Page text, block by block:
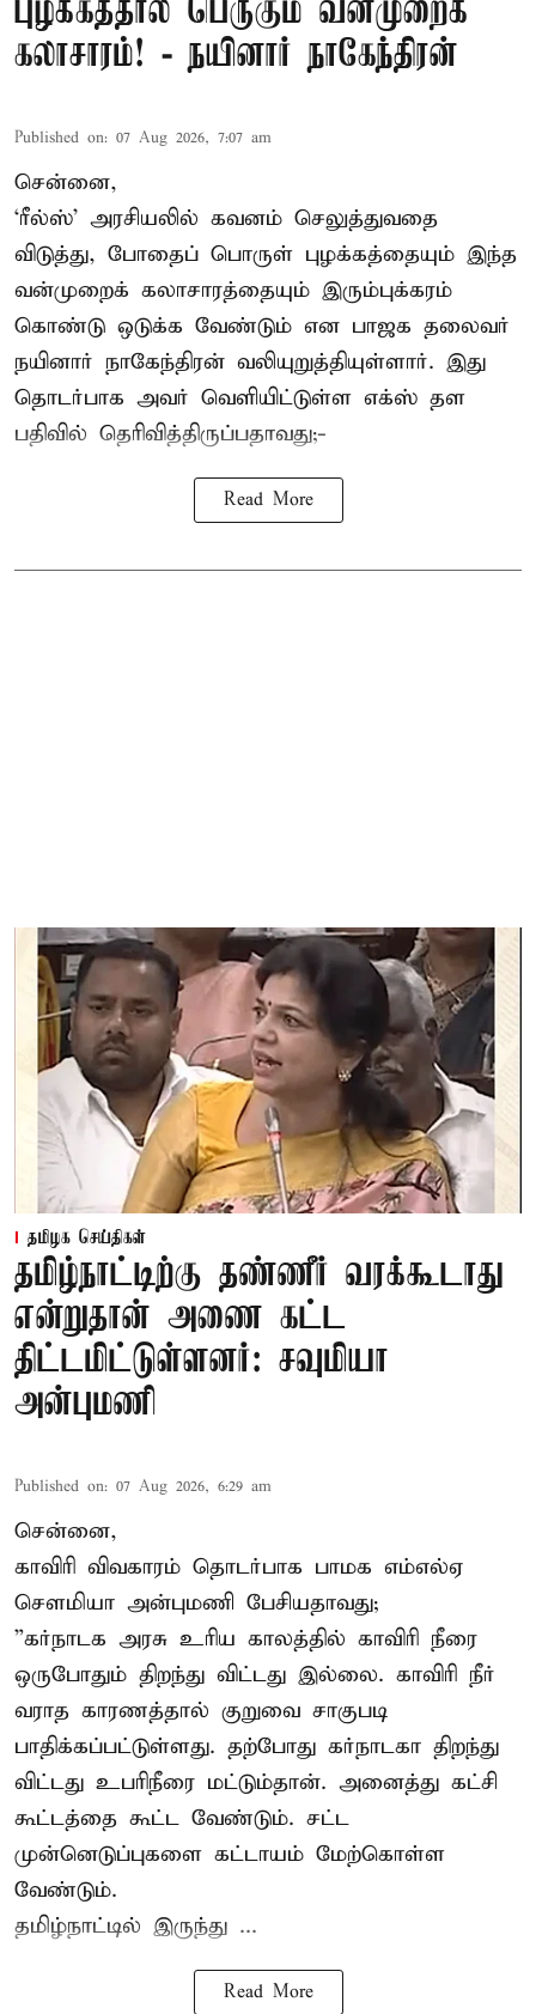
புழக்கத்தால் பெருகும் வன்முறைக்
கலாசாரம்! - நயினார் நாகேந்திரன்
Published on: 07 Aug 2026, 7:07 am
சென்னை,
‘ரீல்ஸ்’ அரசியலில் கவனம் செலுத்துவதை
விடுத்து, போதைப் பொருள் புழக்கத்தையும் இந்த
வன்முறைக் கலாசாரத்தையும் இரும்புக்கரம்
கொண்டு ஒடுக்க வேண்டும் என பாஜக தலைவர்
நயினார் நாகேந்திரன் வலியுறுத்தியுள்ளார். இது
தொடர்பாக அவர் வெளியிட்டுள்ள எக்ஸ் தள
பதிவில் தெரிவித்திருப்பதாவது;-
Read More
தமிழக செய்திகள்
தமிழ்நாட்டிற்கு தண்ணீர் வரக்கூடாது
என்றுதான் அணை கட்ட
திட்டமிட்டுள்ளனர்: சவுமியா
அன்புமணி
Published on: 07 Aug 2026, 6:29 am
சென்னை,
காவிரி விவகாரம் தொடர்பாக பாமக எம்எல்ஏ
சௌமியா அன்புமணி பேசியதாவது;
”கர்நாடக அரசு உரிய காலத்தில் காவிரி நீரை
ஒருபோதும் திறந்து விட்டது இல்லை. காவிரி நீர்
வராத காரணத்தால் குறுவை சாகுபடி
பாதிக்கப்பட்டுள்ளது. தற்போது கர்நாடகா திறந்து
விட்டது உபரிநீரை மட்டும்தான். அனைத்து கட்சி
கூட்டத்தை கூட்ட வேண்டும். சட்ட
முன்னெடுப்புகளை கட்டாயம் மேற்கொள்ள
வேண்டும்.
தமிழ்நாட்டில் இருந்து ...
Read More